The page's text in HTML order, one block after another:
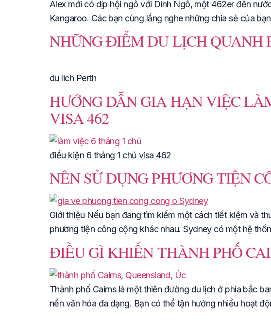
Alex mới có dịp hội ngô với Dinh Ngô, một 462er đến
Kangaroo. Các bạn cùng lắng nghe những chia sẻ của
NHỮNG ĐIỂM DU LỊCH QUANH
du lich Perth
HƯỚNG DẪN GIA HẠN VIỆC
VISA 462
điều kiện 6 tháng 1 chủ visa 462
NÊN SỬ DỤNG PHƯƠNG TIỆN
Giới thiệu Nếu bạn đang tìm kiếm một cách tiết kiệm và
phương tiện công cộng khác nhau. Sydney có một hệ
ĐIỀU GÌ KHIẾN THÀNH PHỐ
Thành phố Cairns là một thiên đường du lịch ở phía bắc
nền văn hóa đa dạng. Bạn có thể tận hưởng nhiều hoạt